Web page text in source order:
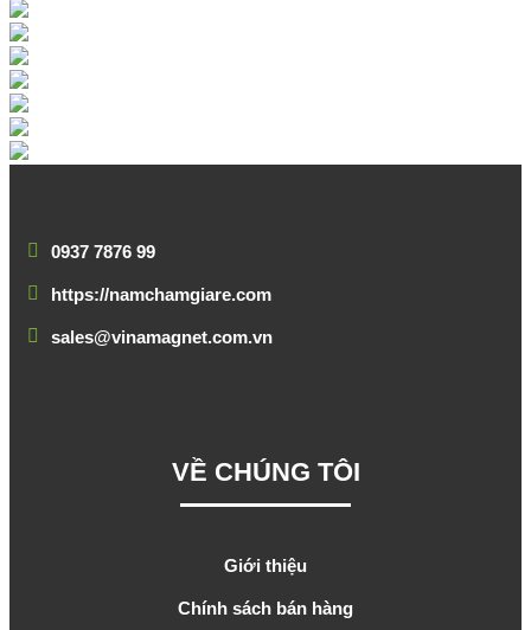
0937 7876 99
https://namchamgiare.com
sales@vinamagnet.com.vn
VỀ CHÚNG TÔI
Giới thiệu
Chính sách bán hàng